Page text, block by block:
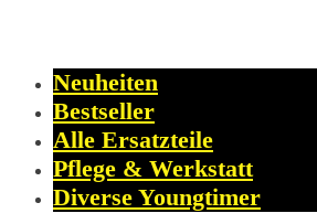
Neuheiten
Bestseller
Alle Ersatzteile
Pflege & Werkstatt
Diverse Youngtimer